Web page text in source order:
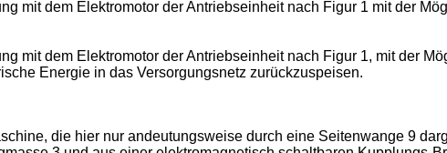
mit dem Elektromotor der Antriebseinheit nach Figur 1 mit der
mit dem Elektromotor der Antriebseinheit nach Figur 1, mit der
Energie in das Versorgungsnetz zurückzuspeisen.
die hier nur andeutungsweise durch eine Seitenwange 9